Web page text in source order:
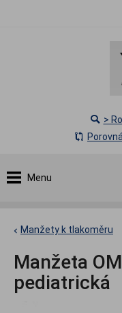
Menu
>
Manžety k tlakoměru
Manžeta
pediatrická